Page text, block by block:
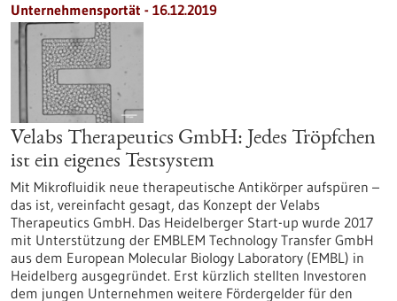
Unternehmensportät - 16.12.2019
Velabs Therapeutics GmbH: Jedes Tröpfchen
ist ein eigenes Testsystem
Mit Mikrofluidik neue therapeutische Antikörper aufspüren –
das ist, vereinfacht gesagt, das Konzept der Velabs
Therapeutics GmbH. Das Heidelberger Start-up wurde 2017
mit Unterstützung der EMBLEM Technology Transfer GmbH
aus dem European Molecular Biology Laboratory (EMBL) in
Heidelberg ausgegründet. Erst kürzlich stellten Investoren
dem jungen Unternehmen weitere Fördergelder für den